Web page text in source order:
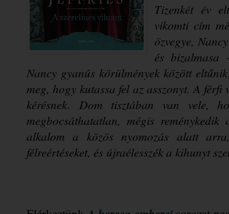
Tizenkét év
vikomti cím
özvegye,
és bizalmasa
Nancy gyanús körülmények között
meg, hogy kutassa fel az asszonyt. A férfi
kérésnek. Dom tisztában van vele,
megbocsáthatatlan, mégis
alkalom a közös nyomozás alatt
félreértéseket, és újraélesszék a kihunyt